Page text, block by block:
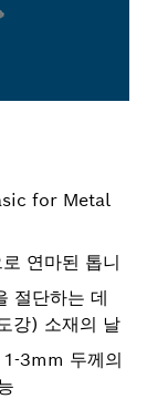
for Metal
연마된 톱니
절단하는 데
강) 소재의 날
3mm 두께의